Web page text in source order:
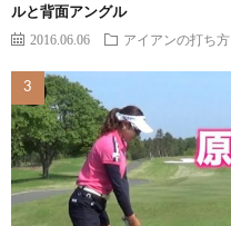
ルと背面アングル
2016.06.06 アイアンの打ち方